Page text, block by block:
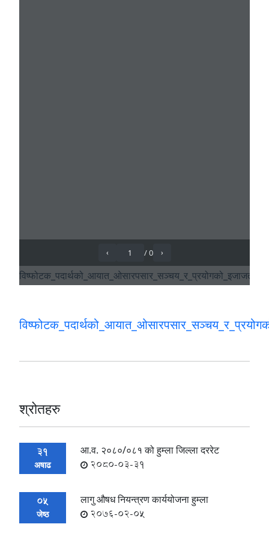
श्रोतहरु
31
अषाढ
आ.व. २०८०/०८१ को हुम्ला जिल्ला दररेट
2080-03-31
05
जेष्ठ
लागु औषध नियन्त्रण कार्ययोजना हुम्ला
2076-02-05